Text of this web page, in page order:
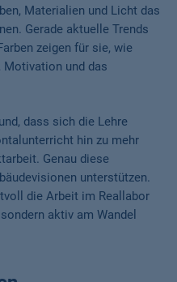
Materialien und Licht das
Gerade aktuelle Trends
zeigen für sie, wie
Motivation und das
dass sich die Lehre
hin zu mehr
Genau diese
unterstützen.
die Arbeit im Reallabor
aktiv am Wandel